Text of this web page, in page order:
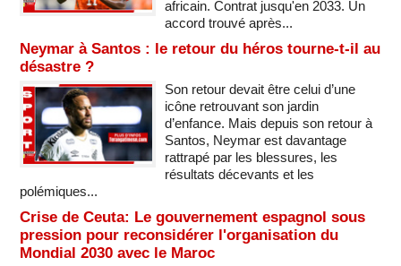
africain. Contrat jusqu'en 2033. Un
accord trouvé après...
Neymar à Santos : le retour du héros tourne-t-il au
désastre ?
Son retour devait être celui d’une
icône retrouvant son jardin
d’enfance. Mais depuis son retour à
Santos, Neymar est davantage
rattrapé par les blessures, les
résultats décevants et les
polémiques...
Crise de Ceuta: Le gouvernement espagnol sous
pression pour reconsidérer l'organisation du
Mondial 2030 avec le Maroc